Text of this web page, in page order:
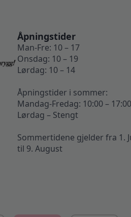
Åpningstider
Man-Fre: 10 – 17
Onsdag: 10 – 19
Lørdag: 10 – 14
Åpningstider i sommer:
Mandag-Fredag: 10:00 – 17:00
Lørdag – Stengt
Sommertidene gjelder fra 1.
til 9. August